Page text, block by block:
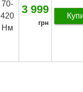
70-
420
Нм
3 999
грн